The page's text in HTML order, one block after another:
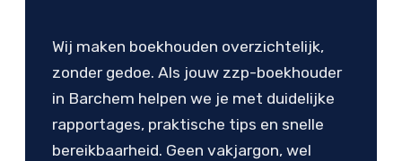
Wij maken boekhouden overzichtelijk,
zonder gedoe. Als jouw zzp-boekhouder
in Barchem helpen we je met duidelijke
rapportages, praktische tips en snelle
bereikbaarheid. Geen vakjargon, wel